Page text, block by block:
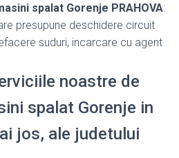
spalat Gorenje PRAHOVA:
presupune deschidere circuit
suduri, incarcare cu agent
noastre de
spalat Gorenje in
jos, ale judetului